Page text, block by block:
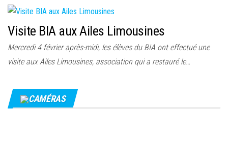
Visite BIA aux Ailes Limousines
Mercredi 4 février après-midi, les élèves du BIA ont effectué une
visite aux Ailes Limousines, association qui a restauré le…
CAMÉRAS